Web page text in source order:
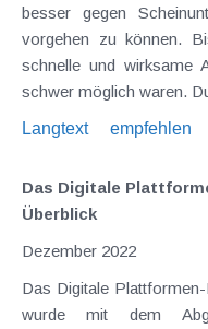
besser gegen
vorgehen zu können.
schnelle und wirksame
schwer möglich waren.
Langtext
empfehlen
Das Digitale
Überblick
Dezember 2022
Das Digitale
wurde mit dem